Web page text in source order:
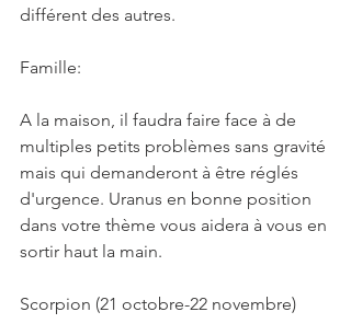
différent des autres.
Famille:
A la maison, il faudra faire face à de
multiples petits problèmes sans gravité
mais qui demanderont à être réglés
d'urgence. Uranus en bonne position
dans votre thème vous aidera à vous en
sortir haut la main.
Scorpion (21 octobre-22 novembre)